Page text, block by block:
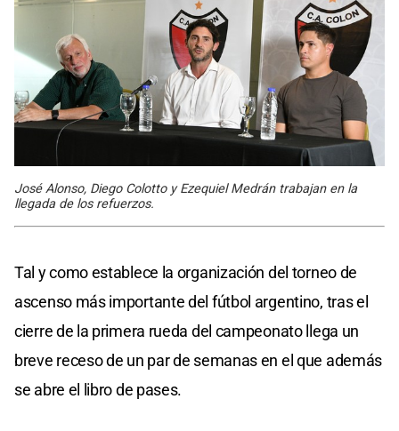
José Alonso, Diego Colotto y Ezequiel Medrán trabajan en la
llegada de los refuerzos.
Tal y como establece la organización del torneo de
ascenso más importante del fútbol argentino, tras el
cierre de la primera rueda del campeonato llega un
breve receso de un par de semanas en el que además
se abre el libro de pases.